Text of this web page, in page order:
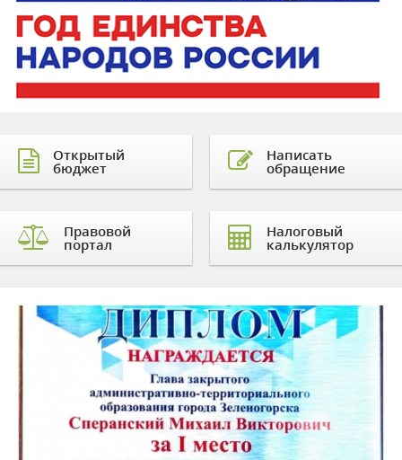
Открытый
бюджет
Правовой
портал
Написать
обращение
Налоговый
калькулятор